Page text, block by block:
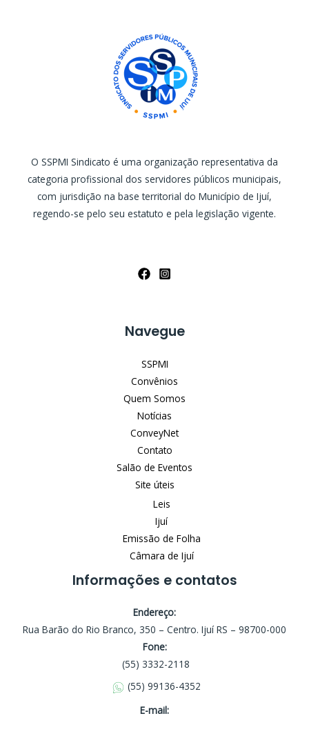
O SSPMI Sindicato é uma organização representativa da
categoria profissional dos servidores públicos municipais,
com jurisdição na base territorial do Município de Ijuí,
regendo-se pelo seu estatuto e pela legislação vigente.
Navegue
SSPMI
Convênios
Quem Somos
Notícias
ConveyNet
Contato
Salão de Eventos
Site úteis
Leis
Ijuí
Emissão de Folha
Câmara de Ijuí
Informações e contatos
Endereço:
Rua Barão do Rio Branco, 350 – Centro. Ijuí RS – 98700-000
Fone:
(55) 3332-2118
(55) 99136-4352
E-mail: